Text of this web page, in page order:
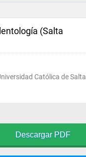
(Salta
Católica de Salta
Descargar PDF